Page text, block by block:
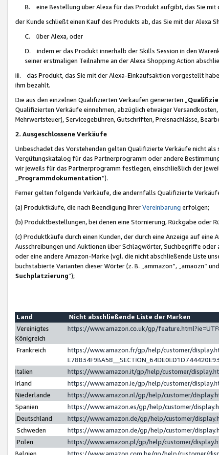
B. eine Bestellung über Alexa für das Produkt aufgibt, das Sie mit
der Kunde schließt einen Kauf des Produkts ab, das Sie mit der Alexa
C. über Alexa, oder
D. indem er das Produkt innerhalb der Skills Session in den
seiner erstmaligen Teilnahme an der Alexa Shopping Action
iii. das Produkt, das Sie mit der Alexa-Einkaufsaktion vorgestellt
ihm bezahlt.
Die aus den einzelnen Qualifizierten Verkäufen generierten „
Qualifizierten Verkäufe einnehmen, abzüglich etwaiger
Mehrwertsteuer), Servicegebühren, Gutschriften, Preisnachlässe,
2. Ausgeschlossene Verkäufe
Unbeschadet des Vorstehenden gelten Qualifizierte Verkäufe nicht
Vergütungskatalog für das Partnerprogramm oder andere
wir jeweils für das Partnerprogramm festlegen, einschließlich der
Programmdokumentation“).
Ferner gelten folgende Verkäufe, die andernfalls Qualifizierte
(a) Produktkäufe, die nach Beendigung IhrerVereinbarung erfolgen;
(b) Produktbestellungen, bei denen eine Stornierung, Rückgabe oder
(c) Produktkäufe durch einen Kunden, der durch eine Anzeige auf
Ausschreibungen und Auktionen über Schlagwörter, Suchbegriffe
oder eine andere Amazon-Marke (vgl. die nicht abschließende Liste
buchstabierte Varianten dieser Wörter (z. B. „ammazon“, „amaozn“
Suchplatzierung”);
Land
Nicht abschließende Liste der Marken
Vereinigtes
Königreich
https://www.amazon.co.uk/gp/
Frankreich
https://www.amazon.fr/gp/help/customer/
Italien
https://www.amazon.it/gp/help/customer/
Irland
https://www.amazon.ie/gp/help/customer/
Niederlande
https://www.amazon.nl/gp/help/customer/
Spanien
https://www.amazon.es/gp/help/customer/
Deutschland
https://www.amazon.de/gp/help/customer/
Schweden
https://www.amazon.de/gp/help/customer/
Polen
https://www.amazon.pl/gp/help/customer/
Belgien
https://www.amazon.com.be/gp/help/customer/